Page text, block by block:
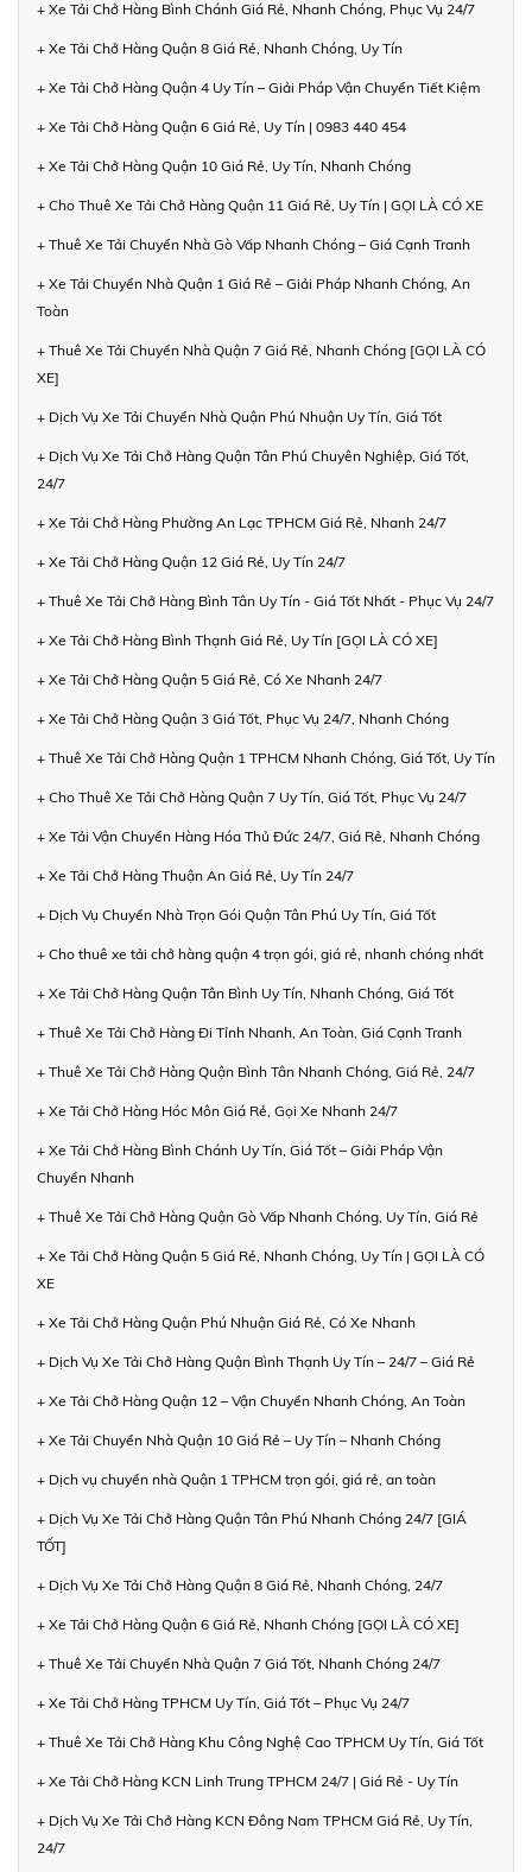
+ Xe Tải Chở Hàng Bình Chánh Giá Rẻ, Nhanh Chóng, Phục Vụ 24/7
+ Xe Tải Chở Hàng Quận 8 Giá Rẻ, Nhanh Chóng, Uy Tín
+ Xe Tải Chở Hàng Quận 4 Uy Tín – Giải Pháp Vận Chuyển Tiết Kiệm
+ Xe Tải Chở Hàng Quận 6 Giá Rẻ, Uy Tín | 0983 440 454
+ Xe Tải Chở Hàng Quận 10 Giá Rẻ, Uy Tín, Nhanh Chóng
+ Cho Thuê Xe Tải Chở Hàng Quận 11 Giá Rẻ, Uy Tín | GỌI LÀ CÓ XE
+ Thuê Xe Tải Chuyển Nhà Gò Vấp Nhanh Chóng – Giá Cạnh Tranh
+ Xe Tải Chuyển Nhà Quận 1 Giá Rẻ – Giải Pháp Nhanh Chóng, An
Toàn
+ Thuê Xe Tải Chuyển Nhà Quận 7 Giá Rẻ, Nhanh Chóng [GỌI LÀ CÓ
XE]
+ Dịch Vụ Xe Tải Chuyển Nhà Quận Phú Nhuận Uy Tín, Giá Tốt
+ Dịch Vụ Xe Tải Chở Hàng Quận Tân Phú Chuyên Nghiệp, Giá Tốt,
24/7
+ Xe Tải Chở Hàng Phường An Lạc TPHCM Giá Rẻ, Nhanh 24/7
+ Xe Tải Chở Hàng Quận 12 Giá Rẻ, Uy Tín 24/7
+ Thuê Xe Tải Chở Hàng Bình Tân Uy Tín - Giá Tốt Nhất - Phục Vụ 24/7
+ Xe Tải Chở Hàng Bình Thạnh Giá Rẻ, Uy Tín [GỌI LÀ CÓ XE]
+ Xe Tải Chở Hàng Quận 5 Giá Rẻ, Có Xe Nhanh 24/7
+ Xe Tải Chở Hàng Quận 3 Giá Tốt, Phục Vụ 24/7, Nhanh Chóng
+ Thuê Xe Tải Chở Hàng Quận 1 TPHCM Nhanh Chóng, Giá Tốt, Uy Tín
+ Cho Thuê Xe Tải Chở Hàng Quận 7 Uy Tín, Giá Tốt, Phục Vụ 24/7
+ Xe Tải Vận Chuyển Hàng Hóa Thủ Đức 24/7, Giá Rẻ, Nhanh Chóng
+ Xe Tải Chở Hàng Thuận An Giá Rẻ, Uy Tín 24/7
+ Dịch Vụ Chuyển Nhà Trọn Gói Quận Tân Phú Uy Tín, Giá Tốt
+ Cho thuê xe tải chở hàng quận 4 trọn gói, giá rẻ, nhanh chóng nhất
+ Xe Tải Chở Hàng Quận Tân Bình Uy Tín, Nhanh Chóng, Giá Tốt
+ Thuê Xe Tải Chở Hàng Đi Tỉnh Nhanh, An Toàn, Giá Cạnh Tranh
+ Thuê Xe Tải Chở Hàng Quận Bình Tân Nhanh Chóng, Giá Rẻ, 24/7
+ Xe Tải Chở Hàng Hóc Môn Giá Rẻ, Gọi Xe Nhanh 24/7
+ Xe Tải Chở Hàng Bình Chánh Uy Tín, Giá Tốt – Giải Pháp Vận
Chuyển Nhanh
+ Thuê Xe Tải Chở Hàng Quận Gò Vấp Nhanh Chóng, Uy Tín, Giá Rẻ
+ Xe Tải Chở Hàng Quận 5 Giá Rẻ, Nhanh Chóng, Uy Tín | GỌI LÀ CÓ
XE
+ Xe Tải Chở Hàng Quận Phú Nhuận Giá Rẻ, Có Xe Nhanh
+ Dịch Vụ Xe Tải Chở Hàng Quận Bình Thạnh Uy Tín – 24/7 – Giá Rẻ
+ Xe Tải Chở Hàng Quận 12 – Vận Chuyển Nhanh Chóng, An Toàn
+ Xe Tải Chuyển Nhà Quận 10 Giá Rẻ – Uy Tín – Nhanh Chóng
+ Dịch vụ chuyển nhà Quận 1 TPHCM trọn gói, giá rẻ, an toàn
+ Dịch Vụ Xe Tải Chở Hàng Quận Tân Phú Nhanh Chóng 24/7 [GIÁ
TỐT]
+ Dịch Vụ Xe Tải Chở Hàng Quận 8 Giá Rẻ, Nhanh Chóng, 24/7
+ Xe Tải Chở Hàng Quận 6 Giá Rẻ, Nhanh Chóng [GỌI LÀ CÓ XE]
+ Thuê Xe Tải Chuyển Nhà Quận 7 Giá Tốt, Nhanh Chóng 24/7
+ Xe Tải Chở Hàng TPHCM Uy Tín, Giá Tốt – Phục Vụ 24/7
+ Thuê Xe Tải Chở Hàng Khu Công Nghệ Cao TPHCM Uy Tín, Giá Tốt
+ Xe Tải Chở Hàng KCN Linh Trung TPHCM 24/7 | Giá Rẻ - Uy Tín
+ Dịch Vụ Xe Tải Chở Hàng KCN Đông Nam TPHCM Giá Rẻ, Uy Tín,
24/7